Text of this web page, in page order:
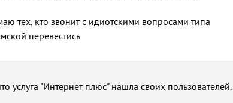
тех, кто звонит с идиотскими вопросами типа
перевестись
"Интернет плюс" нашла своих пользователей.